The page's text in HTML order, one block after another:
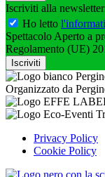
Iscriviti alla newsletter
Ho letto
Spettacolo Aperto a
Regolamento (UE)
Iscriviti
Organizzato da
Privacy Policy
Cookie Policy